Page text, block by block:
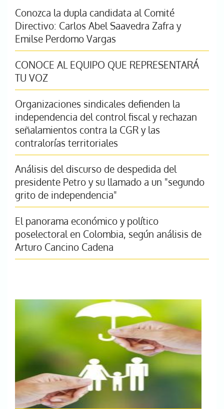
Conozca la dupla candidata al Comité
Directivo: Carlos Abel Saavedra Zafra y
Emilse Perdomo Vargas
CONOCE AL EQUIPO QUE REPRESENTARÁ
TU VOZ
Organizaciones sindicales defienden la
independencia del control fiscal y rechazan
señalamientos contra la CGR y las
contralorías territoriales
Análisis del discurso de despedida del
presidente Petro y su llamado a un "segundo
grito de independencia"
El panorama económico y político
poselectoral en Colombia, según análisis de
Arturo Cancino Cadena